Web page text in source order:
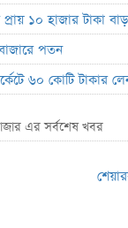
১০ হাজার টাকা
পতন
৬০ কোটি টাকার
ইন্স্যুরেন্সের
হিসাব জব্দ ও এলসি
এর সর্বশেষ খবর